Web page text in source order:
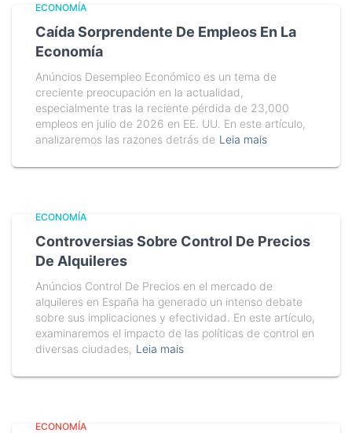
ECONOMÍA
Caída Sorprendente De Empleos En La
Economía
Anúncios Desempleo Económico es un tema de
creciente preocupación en la actualidad,
especialmente tras la reciente pérdida de 23,000
empleos en julio de 2026 en EE. UU. En este artículo,
analizaremos las razones detrás de Leia mais
ECONOMÍA
Controversias Sobre Control De Precios
De Alquileres
Anúncios Control De Precios en el mercado de
alquileres en España ha generado un intenso debate
sobre sus implicaciones y efectividad. En este artículo,
examinaremos el impacto de las políticas de control en
diversas ciudades, Leia mais
ECONOMÍA